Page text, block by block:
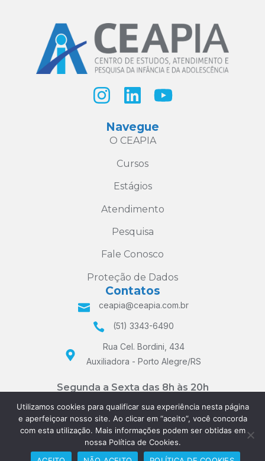
Navegue
O CEAPIA
Cursos
Estágios
Atendimento
Pesquisa
Fale Conosco
Proteção de Dados
Contatos
ceapia@ceapia.com.br
(51) 3343-6490
Rua Cel. Bordini, 434
Auxiliadora - Porto Alegre/RS
Segunda a Sexta das 8h às 20h
e Sábados das 8h às 12h
Utilizamos cookies para qualificar sua experiência nesta página
e aperfeiçoar nosso site. Ao clicar em “aceito”, você concorda
com esta utilização. Mais informações podem ser obtidas em
nossa Política de Cookies.